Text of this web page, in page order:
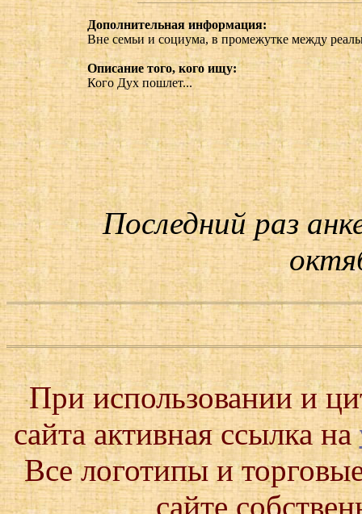
Дополнительная информация:
Вне семьи и социума, в промежутке между
Описание того, кого ищу:
Кого Дух пошлет...
Последний раз
При использовании и
сайта активная ссылка на
Все логотипы и
сайте